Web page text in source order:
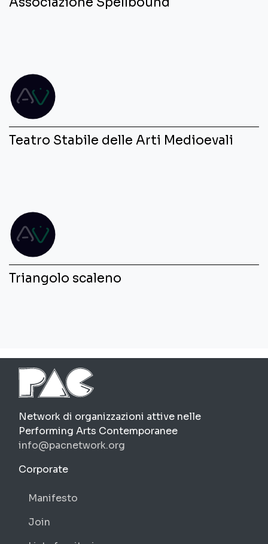
Teatro Stabile delle Arti Medioevali
Triangolo scaleno
PAC
Network di organizzazioni attive nelle
Performing Arts Contemporanee
info@pacnetwork.org
Corporate
Manifesto
Join